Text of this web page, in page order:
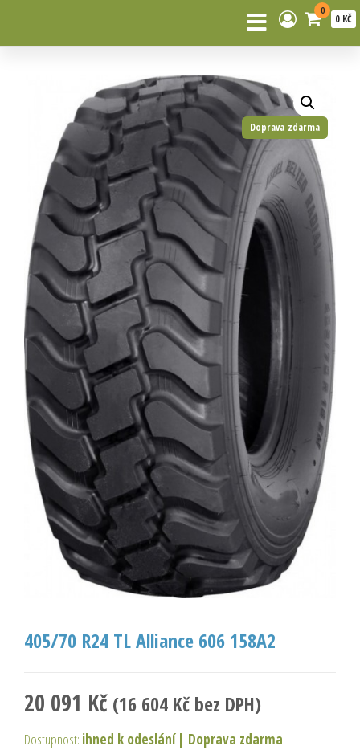
0
0 KČ
Doprava zdarma
405/70 R24 TL Alliance 606 158A2
20 091 Kč (16 604 Kč bez DPH)
Dostupnost: ihned k odeslání | Doprava zdarma